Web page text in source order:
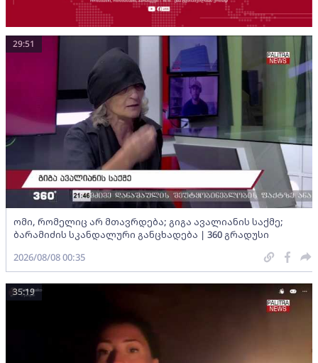
ომი, რომელიც არ მთავრდება; გიგა ავალიანის საქმე;
ბარამიძის სკანდალური განცხადება | 360 გრადუსი
29:51
2026/08/08 00:35
35:19